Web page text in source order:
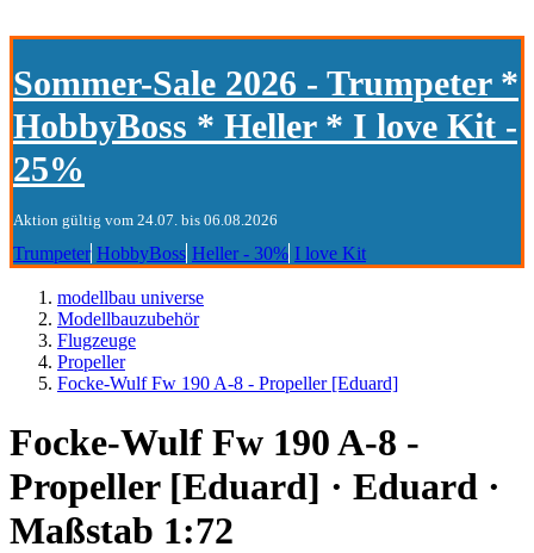
Sommer-Sale 2026 - Trumpeter *
HobbyBoss * Heller * I love Kit -
25%
Aktion gültig vom 24.07. bis 06.08.2026
Trumpeter HobbyBoss Heller - 30% I love Kit
modellbau universe
Modellbauzubehör
Flugzeuge
Propeller
Focke-Wulf Fw 190 A-8 - Propeller [Eduard]
Focke-Wulf Fw 190 A-8 -
Propeller [Eduard] · Eduard ·
Maßstab 1:72